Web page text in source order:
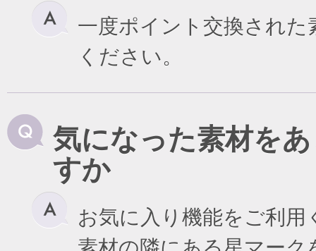
一度ポイント交換され
ください。
気になった素材を
すか
お気に入り機能をご利用